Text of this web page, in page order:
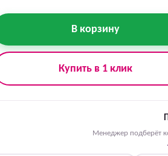
В корзину
Купить в 1 клик
Менеджер подберёт